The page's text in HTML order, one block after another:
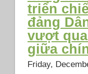
triển
đảng
vượt
giữa
Friday,